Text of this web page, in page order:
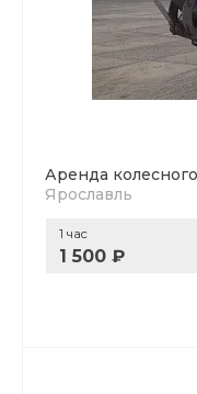
Аренда
Ярославль
1 час
1 500 ₽